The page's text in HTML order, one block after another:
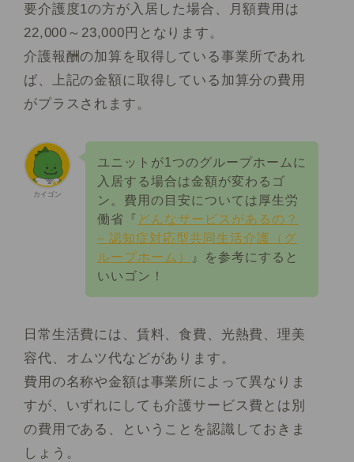
要介護度1の方が入居した場合、月額費用は
22,000～23,000円となります。
介護報酬の加算を取得している事業所であれ
ば、上記の金額に取得している加算分の費用
がプラスされます。
カイゴン
ユニットが1つのグループホームに
入居する場合は金額が変わるゴ
ン。費用の目安については厚生労
働省『 どんなサービスがあるの？
– 認知症対応型共同生活介護（グ
ループホーム）
』を参考にすると
いいゴン！
日常生活費には、賃料、食費、光熱費、理美
容代、オムツ代などがあります。
費用の名称や金額は事業所によって異なりま
すが、いずれにしても介護サービス費とは別
の費用である、ということを認識しておきま
しょう。